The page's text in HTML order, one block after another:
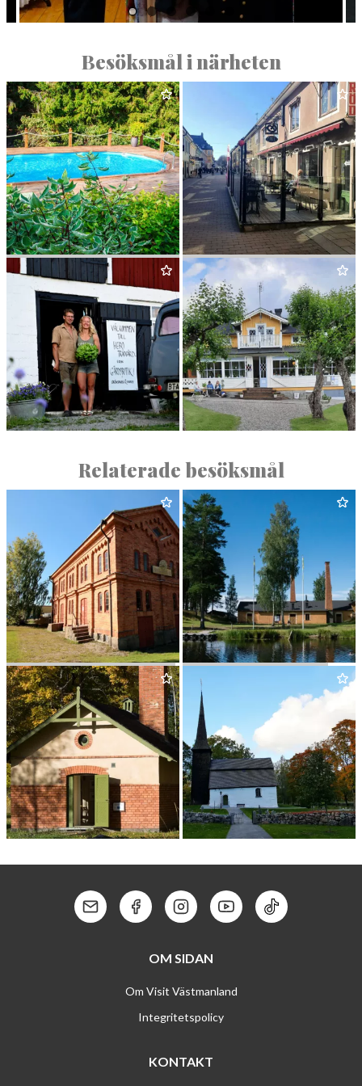
Besöksmål i närheten
ROSEN­BERG GÅRD STUGA
JOHANSSONS BAGERI
&CAFÉ
Relaterade besöksmål
ARBO­GA BRYGGERIMUSEUM OLJEÖN I ÄNGELSBERG
Kontakt: MailKontakt: Facebook
Kontakt: Instagram
Kontakt: Youtube
Kontakt: Tik
OM SIDAN
Om Visit Västmanland
Integritetspolicy
KONTAKT